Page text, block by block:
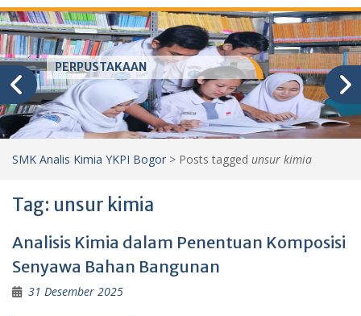
PERPUSTAKAAN
SMK Analis Kimia YKPI Bogor > Posts tagged unsur kimia
Tag: unsur kimia
Analisis Kimia dalam Penentuan Komposisi
Senyawa Bahan Bangunan
31 Desember 2025